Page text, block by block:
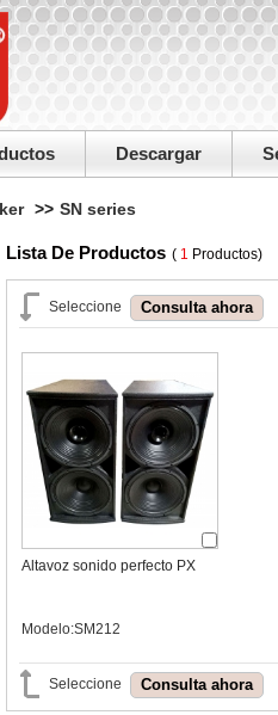
Descargar
>> SN series
Lista De Productos ( 1 Productos)
Seleccione
Altavoz sonido perfecto PX
Modelo:SM212
Seleccione